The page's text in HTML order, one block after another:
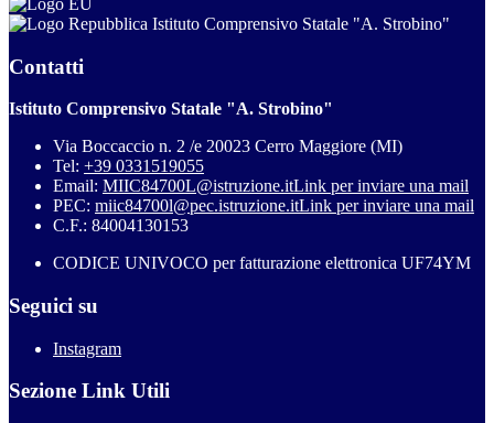
Istituto Comprensivo Statale "A. Strobino"
Contatti
Istituto Comprensivo Statale "A. Strobino"
Via Boccaccio n. 2 /e 20023 Cerro Maggiore (MI)
Tel: +39 0331519055
Email: MIIC84700L@istruzione.itLink per inviare una mail
PEC: miic84700l@pec.istruzione.itLink per inviare una mail
C.F.: 84004130153
CODICE UNIVOCO per fatturazione elettronica UF74YM
Seguici su
Instagram
Sezione Link Utili